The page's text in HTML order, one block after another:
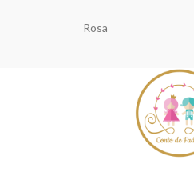
Rosa